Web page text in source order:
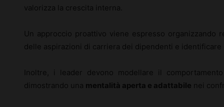
valorizza la crescita interna.
Un approccio proattivo viene espresso
delle aspirazioni di carriera dei dipendenti e
Inoltre, i leader devono modellare il
dimostrando una mentalità aperta e adattabile nei